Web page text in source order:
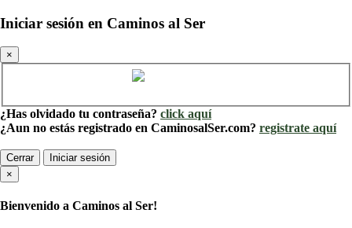
Iniciar sesión en Caminos al Ser
×
¿Has olvidado tu contraseña? click aquí
¿Aun no estás registrado en CaminosalSer.com? registrate aquí
Cerrar
Iniciar sesión
×
Bienvenido a Caminos al Ser!